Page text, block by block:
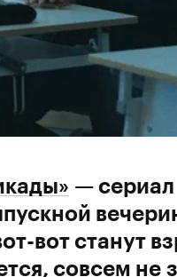
— сериал
вот станут
совсем не